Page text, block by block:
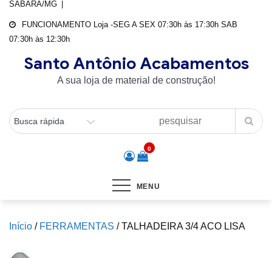
SABARA/MG
FUNCIONAMENTO Loja -SEG A SEX 07:30h às 17:30h SAB
07:30h às 12:30h
Santo Antônio Acabamentos
A sua loja de material de construção!
0
MENU
Início / FERRAMENTAS / TALHADEIRA 3/4 ACO LISA